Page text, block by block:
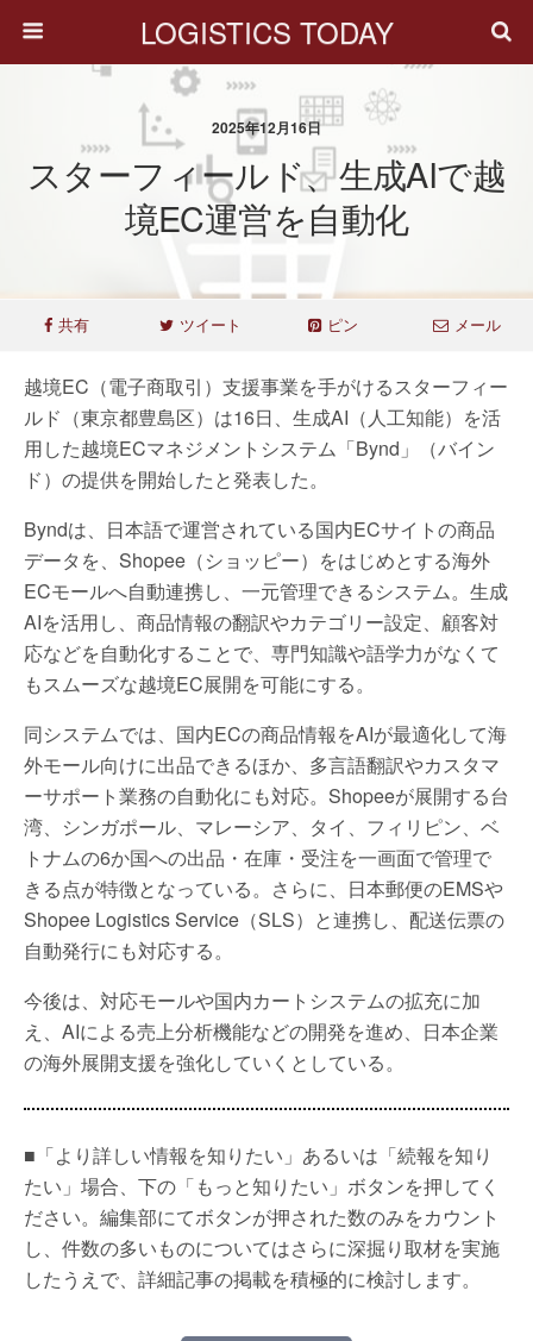
LOGISTICS TODAY
2025年12月16日
スターフィールド、生成AIで越
境EC運営を自動化
共有 ツイート ピン メール
越境EC（電子商取引）支援事業を手がけるスターフィー
ルド（東京都豊島区）は16日、生成AI（人工知能）を活
用した越境ECマネジメントシステム「Bynd」（バイン
ド）の提供を開始したと発表した。
Byndは、日本語で運営されている国内ECサイトの商品
データを、Shopee（ショッピー）をはじめとする海外
ECモールへ自動連携し、一元管理できるシステム。生成
AIを活用し、商品情報の翻訳やカテゴリー設定、顧客対
応などを自動化することで、専門知識や語学力がなくて
もスムーズな越境EC展開を可能にする。
同システムでは、国内ECの商品情報をAIが最適化して海
外モール向けに出品できるほか、多言語翻訳やカスタマ
ーサポート業務の自動化にも対応。Shopeeが展開する台
湾、シンガポール、マレーシア、タイ、フィリピン、ベ
トナムの6か国への出品・在庫・受注を一画面で管理で
きる点が特徴となっている。さらに、日本郵便のEMSや
Shopee Logistics Service（SLS）と連携し、配送伝票の
自動発行にも対応する。
今後は、対応モールや国内カートシステムの拡充に加
え、AIによる売上分析機能などの開発を進め、日本企業
の海外展開支援を強化していくとしている。
■「より詳しい情報を知りたい」あるいは「続報を知り
たい」場合、下の「もっと知りたい」ボタンを押してく
ださい。編集部にてボタンが押された数のみをカウント
し、件数の多いものについてはさらに深掘り取材を実施
したうえで、詳細記事の掲載を積極的に検討します。